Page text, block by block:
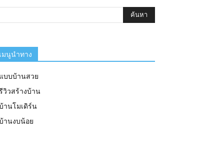
เมนูนำทาง
แบบบ้านสวย
วิวสร้างบ้าน
านโมเดิร์น
านงบน้อย